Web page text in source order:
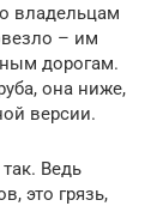
владельцам
– им
дорогам.
она ниже,
версии.
Ведь
это грязь,